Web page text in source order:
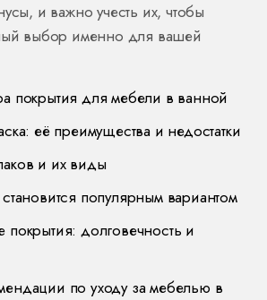
и важно учесть их, чтобы
выбор именно для вашей
покрытия для мебели в ванной
её преимущества и недостатки
и их виды
популярным вариантом
покрытия: долговечность и
по уходу за мебелью в